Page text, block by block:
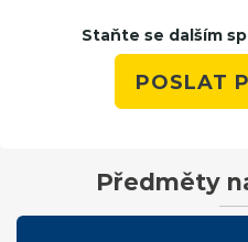
Staňte se dalším
POSLAT
Předměty